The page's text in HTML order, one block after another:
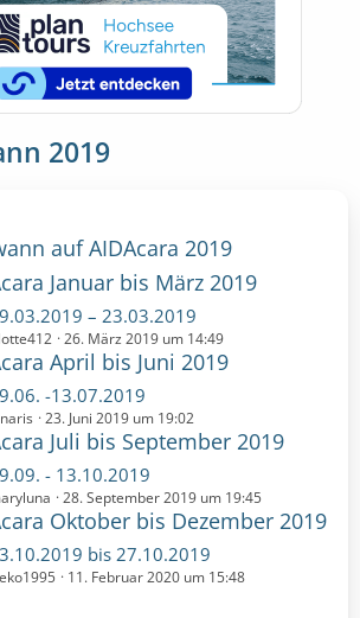
2019
auf AIDAcara 2019
Januar bis März 2019
– 23.03.2019
26. März 2019 um 14:49
April bis Juni 2019
-13.07.2019
23. Juni 2019 um 19:02
Juli bis September 2019
- 13.10.2019
28. September 2019 um 19:45
Oktober bis Dezember 2019
bis 27.10.2019
11. Februar 2020 um 15:48